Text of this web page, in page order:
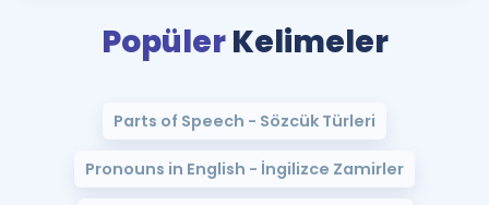
Rehberlik Aracı
ÖSYM Sınav Takvimi
Soru & Cevap
İletişim
PopülerKelimeler
Parts of Speech - Sözcük Türleri
Pronouns in English - İngilizce Zamirler